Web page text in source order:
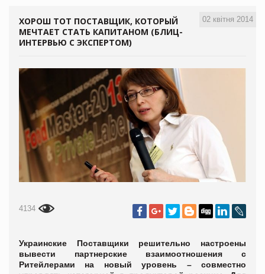
02 квітня 2014
ХОРОШ ТОТ ПОСТАВЩИК, КОТОРЫЙ
МЕЧТАЕТ СТАТЬ КАПИТАНОМ (БЛИЦ-
ИНТЕРВЬЮ С ЭКСПЕРТОМ)
4134
Украинские Поставщики решительно настроены
вывести партнерские взаимоотношения с
Ритейлерами на новый уровень – совместно